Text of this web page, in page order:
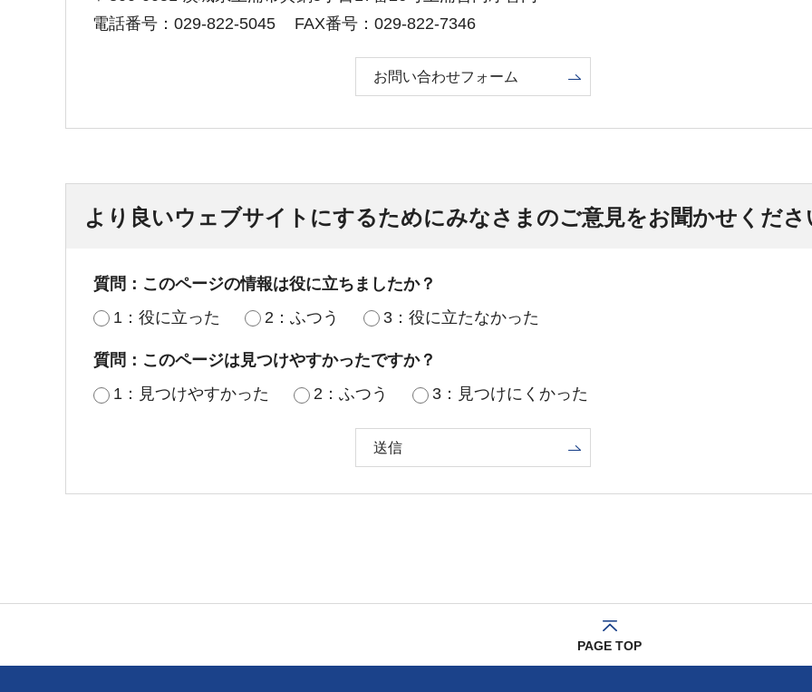
電話番号：029-822-5045
FAX番号：029-822-7346
お問い合わせフォーム
より良いウェブサイトにするためにみなさまのご意見をお聞かせくださ
質問：このページの情報は役に立ちましたか？
1：役に立った
2：ふつう 3：役に立たなかった
質問：このページは見つけやすかったですか？
1：見つけやすかった
2：ふつう 3：見つけにくかった
PAGE TOP